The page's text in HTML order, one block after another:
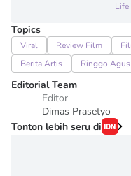
Life
Topics
Viral Review Film
Berita Artis
Ringgo
Editorial Team
Editor
Dimas Prasetyo
Tonton lebih seru di